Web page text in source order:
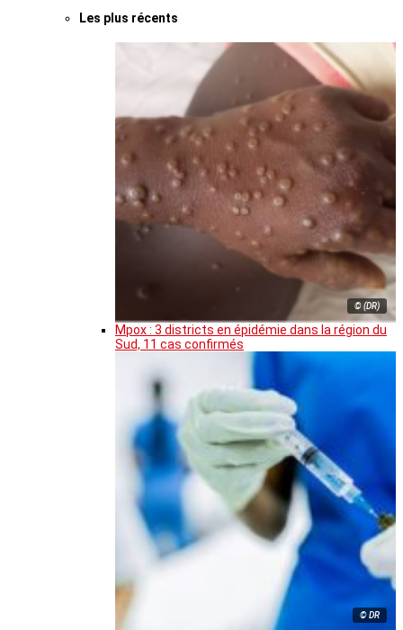
Les plus récents
© (DR)
Mpox : 3 districts en épidémie dans la région du
Sud, 11 cas confirmés
© DR